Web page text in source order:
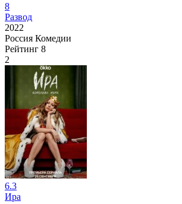
8
Развод
2022
Россия Комедии
Рейтинг 8
2
6.3
Ира